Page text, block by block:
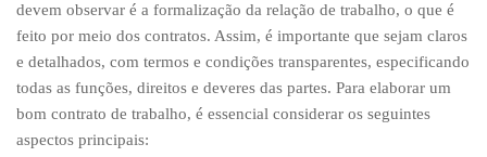
devem observar é a formalização da relação de trabalho, o que é
feito por meio dos contratos. Assim, é importante que sejam claros
e detalhados, com termos e condições transparentes, especificando
todas as funções, direitos e deveres das partes. Para elaborar um
bom contrato de trabalho, é essencial considerar os seguintes
aspectos principais: